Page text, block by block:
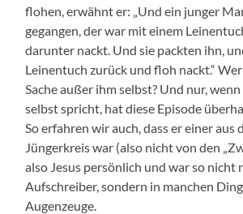
flohen, erwähnt er: „Und ein junger
gegangen, der war mit einem
darunter nackt. Und sie packten ihn,
Leinentuch zurück und floh nackt.“
Sache außer ihm selbst? Und nur,
selbst spricht, hat diese Episode
So erfahren wir auch, dass er einer aus
Jüngerkreis war (also nicht von den
also Jesus persönlich und war so nicht
Aufschreiber, sondern in manchen
Augenzeuge.